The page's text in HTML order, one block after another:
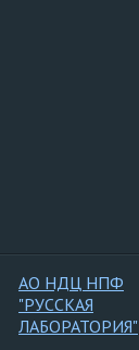
АО НДЦ НПФ
"РУССКАЯ
ЛАБОРАТОРИЯ"